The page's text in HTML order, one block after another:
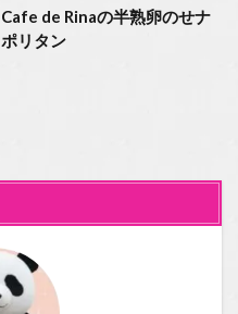
Cafe de Rinaの半熟卵のせナ
ポリタン